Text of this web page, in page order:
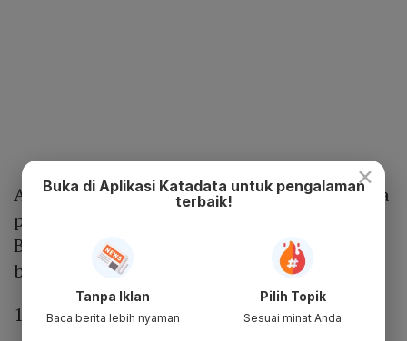
Adapun, 42 Perusahaan Tercatat yang berada
pada
BEI tersebar pada berbagai sektor sebagai
berikut:
1 perusahaan dari sektor layanan kesehatan
×
Buka di Aplikasi Katadata untuk pengalaman
terbaik!
Tanpa Iklan
Baca berita lebih nyaman
Pilih Topik
Sesuai minat Anda